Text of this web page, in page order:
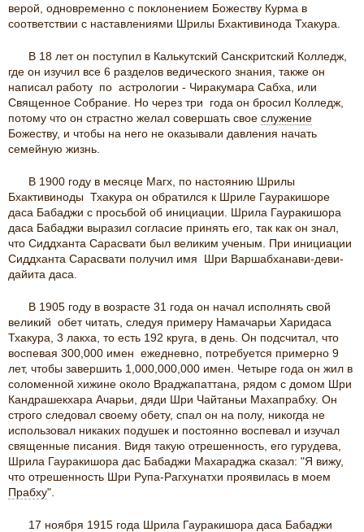
верой, одновременно с поклонением Божеству Курма в
соответствии с наставлениями Шрилы Бхактивинода Тхакура.
В 18 лет он поступил в Калькутский Санскритский Колледж,
где он изучил все 6 разделов ведического знания, также он
написал работу по астрологии - Чиракумара Сабха, или
Священное Собрание. Но через три года он бросил Колледж,
потому что он страстно желал совершать свое служение
Божеству, и чтобы на него не оказывали давления начать
семейную жизнь.
В 1900 году в месяце Магх, по настоянию Шрилы
Бхактивиноды Тхакура он обратился к Шриле Гауракишоре
даса Бабаджи с просьбой об инициации. Шрила Гауракишора
даса Бабаджи выразил согласие принять его, так как он знал,
что Сиддханта Сарасвати был великим ученым. При инициации
Сиддханта Сарасвати получил имя Шри Варшабханави-деви-
дайита даса.
В 1905 году в возрасте 31 года он начал исполнять свой
великий обет читать, следуя примеру Намачарьи Харидаса
Тхакура, 3 лакха, то есть 192 круга, в день. Он подсчитал, что
воспевая 300,000 имен ежедневно, потребуется примерно 9
лет, чтобы завершить 1,000,000,000 имен. Четыре года он жил в
соломенной хижине около Враджапаттана, рядом с домом Шри
Кандрашекхара Ачарьи, дяди Шри Чайтаньи Махапрабху. Он
строго следовал своему обету, спал он на полу, никогда не
использовал никаких подушек и постоянно воспевал и изучал
священные писания. Видя такую отрешенность, его гурудева,
Шрила Гауракишора дас Бабаджи Махараджа сказал: "Я вижу,
что отрешенность Шри Рупа-Рагхунатхи проявилась в моем
Прабху".
17 ноября 1915 года Шрила Гауракишора даса Бабаджи